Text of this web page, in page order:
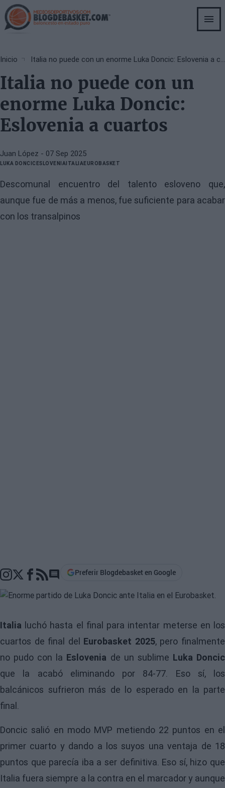
Skip
to
main
Breadcrumb
Inicio Italia no puede con un enorme Luka Doncic: Eslovenia a cuartos
Italia no puede con un
enorme Luka Doncic:
Eslovenia a cuartos
Juan López - 07 Sep 2025
LUKA DONCIC ESLOVENIAITALIAEUROBASKET
Descomunal encuentro del talento esloveno que,
aunque fue de más a menos, fue suficiente para acabar
con los transalpinos
Go to comments section
Preferir Blogdebasket en Google
Italia luchó hasta el final para intentar meterse en los
cuartos de final del Eurobasket 2025, pero finalmente
no pudo con la Eslovenia de un sublime Luka Doncic
que la acabó eliminando por 84-77. Eso sí, los
balcánicos sufrieron más de lo esperado en la parte
final.
Doncic salió en modo MVP metiendo 22 puntos en el
primer cuarto y dando a los suyos una ventaja de 18
puntos que parecía iba a ser definitiva. Eso sí, hizo que
Italia fuera siempre a la contra en el marcador y aunque